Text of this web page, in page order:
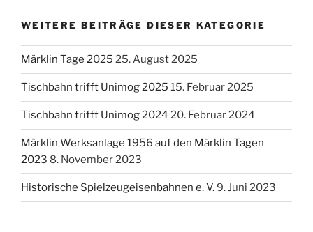
WEITERE BEITRÄGE DIESER KATEGORIE
Märklin Tage 2025 25. August 2025
Tischbahn trifft Unimog 2025 15. Februar 2025
Tischbahn trifft Unimog 2024 20. Februar 2024
Märklin Werksanlage 1956 auf den Märklin Tagen
2023 8. November 2023
Historische Spielzeugeisenbahnen e. V.9. Juni 2023